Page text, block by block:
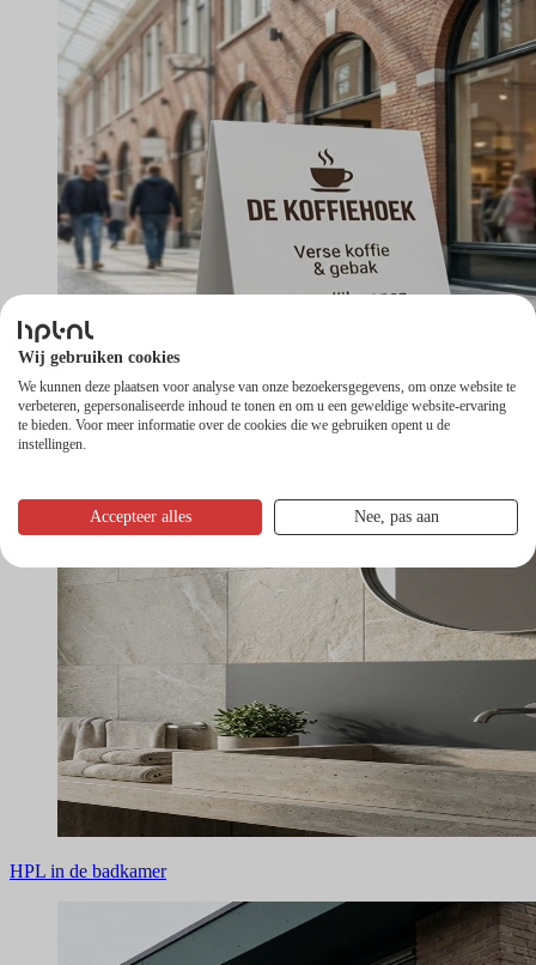
HPL reclamebord
HPL in de badkamer
Wij gebruiken cookies
We kunnen deze plaatsen voor analyse van onze bezoekersgegevens, om onze website te
verbeteren, gepersonaliseerde inhoud te tonen en om u een geweldige website-ervaring
te bieden. Voor meer informatie over de cookies die we gebruiken opent u de
instellingen.
Accepteer alles Nee, pas aan